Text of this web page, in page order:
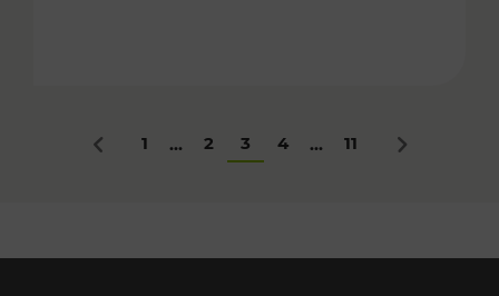
Zurück
1 ... 2 3 4 ... 11 Nächstes